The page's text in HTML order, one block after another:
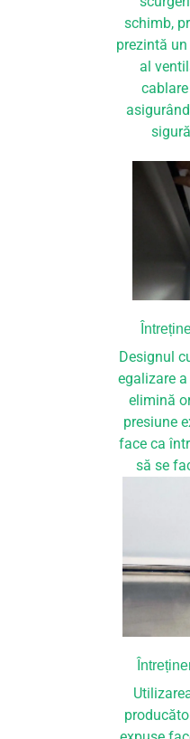
schimb,
prezintă
al
Designul
egalizare
elimină
presiune
face ca
să se